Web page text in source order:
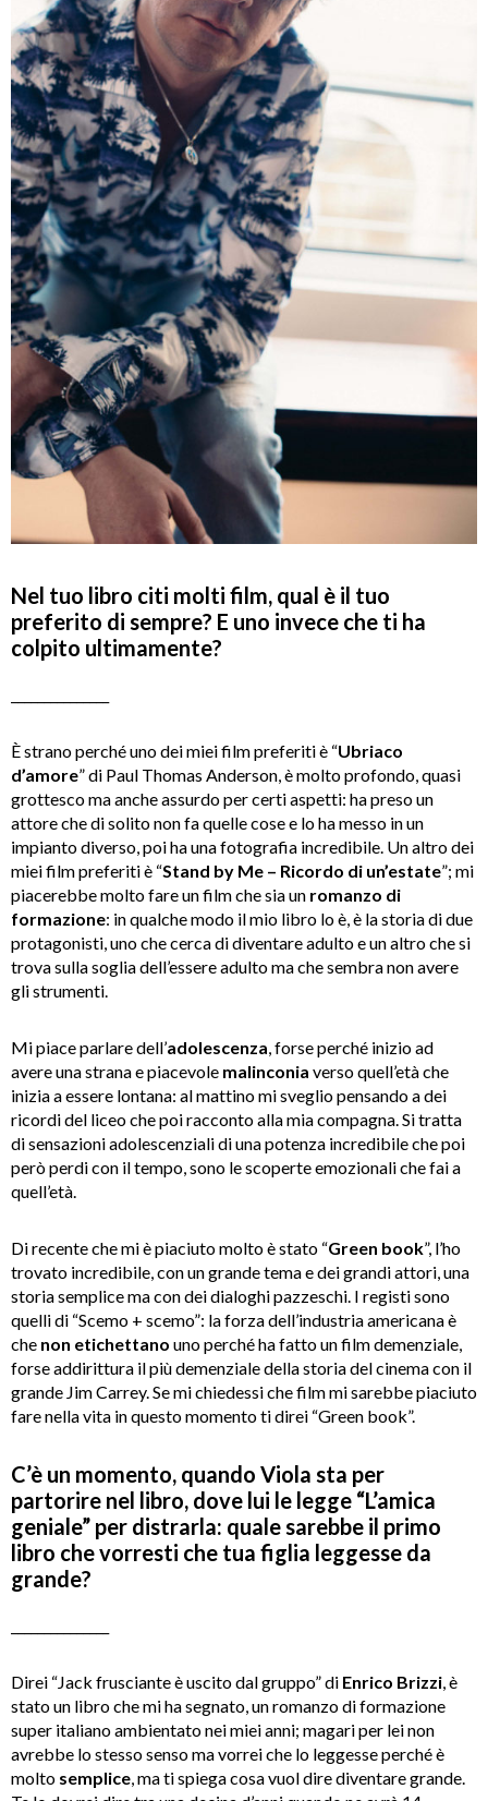
Nel tuo libro citi molti film, qual è il tuo
preferito di sempre? E uno invece che ti ha
colpito ultimamente?
È strano perché uno dei miei film preferiti è “Ubriaco
d’amore” di Paul Thomas Anderson, è molto profondo, quasi
grottesco ma anche assurdo per certi aspetti: ha preso un
attore che di solito non fa quelle cose e lo ha messo in un
impianto diverso, poi ha una fotografia incredibile. Un altro dei
miei film preferiti è “Stand by Me – Ricordo di un’estate”; mi
piacerebbe molto fare un film che sia un romanzo di
formazione: in qualche modo il mio libro lo è, è la storia di due
protagonisti, uno che cerca di diventare adulto e un altro che si
trova sulla soglia dell’essere adulto ma che sembra non avere
gli strumenti.
Mi piace parlare dell’adolescenza , forse perché inizio ad
avere una strana e piacevole malinconia verso quell’età che
inizia a essere lontana: al mattino mi sveglio pensando a dei
ricordi del liceo che poi racconto alla mia compagna. Si tratta
di sensazioni adolescenziali di una potenza incredibile che poi
però perdi con il tempo, sono le scoperte emozionali che fai a
quell’età.
Di recente che mi è piaciuto molto è stato “Green book”, l’ho
trovato incredibile, con un grande tema e dei grandi attori, una
storia semplice ma con dei dialoghi pazzeschi. I registi sono
quelli di “Scemo + scemo”: la forza dell’industria americana è
che non etichettano uno perché ha fatto un film demenziale,
forse addirittura il più demenziale della storia del cinema con il
grande Jim Carrey. Se mi chiedessi che film mi sarebbe piaciuto
fare nella vita in questo momento ti direi “Green book”.
C’è un momento, quando Viola sta per
partorire nel libro, dove lui le legge “L’amica
geniale” per distrarla: quale sarebbe il primo
libro che vorresti che tua figlia leggesse da
grande?
Direi “Jack frusciante è uscito dal gruppo” di Enrico Brizzi , è
stato un libro che mi ha segnato, un romanzo di formazione
super italiano ambientato nei miei anni; magari per lei non
avrebbe lo stesso senso ma vorrei che lo leggesse perché è
molto semplice , ma ti spiega cosa vuol dire diventare grande.